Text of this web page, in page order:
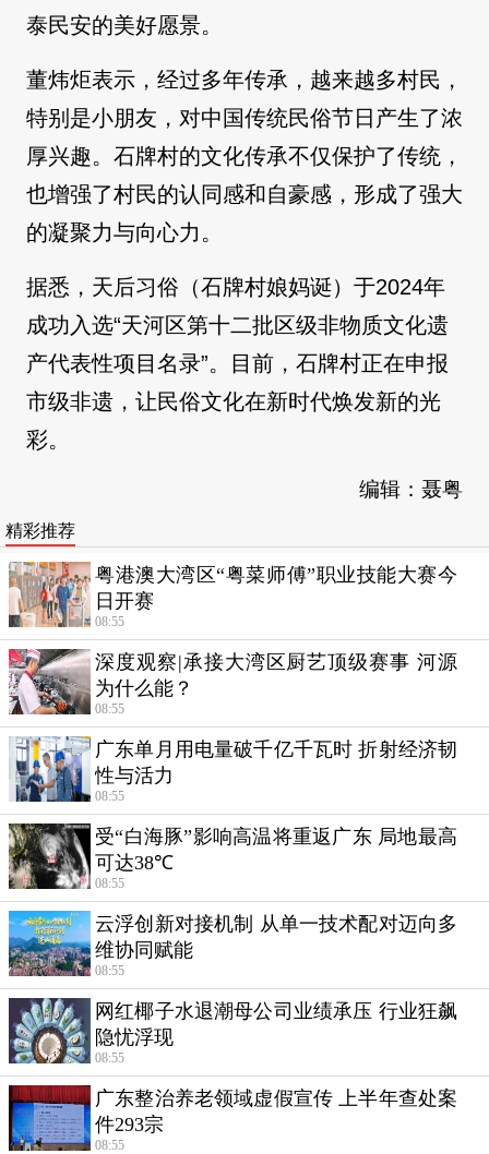
泰民安的美好愿景。
董炜炬表示，经过多年传承，越来越多村民，
特别是小朋友，对中国传统民俗节日产生了浓
厚兴趣。石牌村的文化传承不仅保护了传统，
也增强了村民的认同感和自豪感，形成了强大
的凝聚力与向心力。
据悉，天后习俗（石牌村娘妈诞）于2024年
成功入选“天河区第十二批区级非物质文化遗
产代表性项目名录”。目前，石牌村正在申报
市级非遗，让民俗文化在新时代焕发新的光
彩。
编辑：聂粤
精彩推荐